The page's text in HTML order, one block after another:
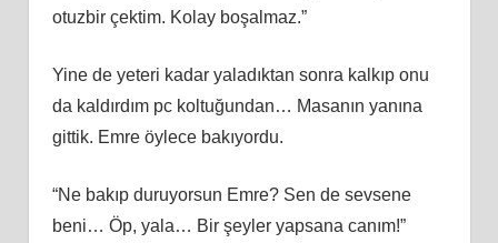
otuzbir çektim. Kolay boşalmaz.”
Yine de yeteri kadar yaladıktan sonra kalkıp onu
da kaldırdım pc koltuğundan… Masanın yanına
gittik. Emre öylece bakıyordu.
“Ne bakıp duruyorsun Emre? Sen de sevsene
beni… Öp, yala… Bir şeyler yapsana canım!”